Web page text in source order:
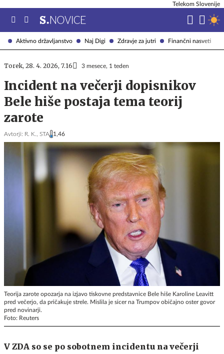
Aktivno državljanstvo Naj Digi Zdravje za jutri Finančni nasveti
Telekom Slovenije
Torek, 28. 4. 2026, 7.16 3 mesece, 1 teden
Incident na večerji dopisnikov
Bele hiše postaja tema teorij
zarote
Avtorji: R. K., STA 1,46
Teorija zarote opozarja na izjavo tiskovne predstavnice Bele hiše Karoline Leavitt
pred večerjo, da pričakuje strele. Mislila je sicer na Trumpov običajno oster govor
pred novinarji.
Foto: Reuters
V ZDA so se po sobotnem incidentu na večerji